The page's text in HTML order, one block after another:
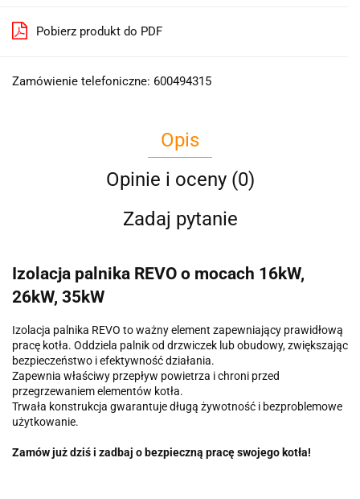
Pobierz produkt do PDF
Zamówienie telefoniczne: 600494315
Opis
Opinie i oceny (0)
Zadaj pytanie
Izolacja palnika REVO o mocach 16kW,
26kW, 35kW
Izolacja palnika REVO to ważny element zapewniający prawidłową
pracę kotła. Oddziela palnik od drzwiczek lub obudowy, zwiększając
bezpieczeństwo i efektywność działania.
Zapewnia właściwy przepływ powietrza i chroni przed
przegrzewaniem elementów kotła.
Trwała konstrukcja gwarantuje długą żywotność i bezproblemowe
użytkowanie.
Zamów już dziś i zadbaj o bezpieczną pracę swojego kotła!